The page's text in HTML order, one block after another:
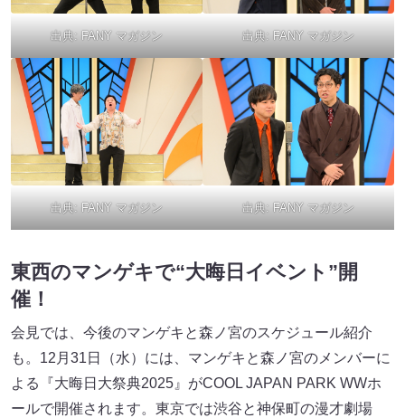
出典: FANY マガジン 出典: FANY マガジン
出典: FANY マガジン 出典: FANY マガジン
東西のマンゲキで“大晦日イベント”開
催！
会見では、今後のマンゲキと森ノ宮のスケジュール紹介
も。12月31日（水）には、マンゲキと森ノ宮のメンバーに
よる『大晦日大祭典2025』がCOOL JAPAN PARK WWホ
ールで開催されます。東京では渋谷と神保町の漫才劇場